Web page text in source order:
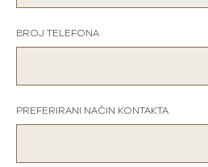
BROJ TELEFONA
PREFERIRANI NAČIN KONTAKTA